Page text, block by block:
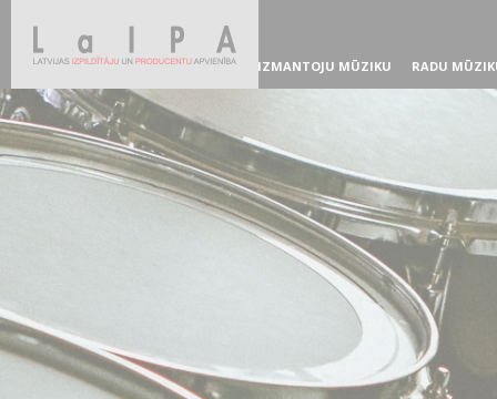
IZMANTOJU MŪZIKU RADU